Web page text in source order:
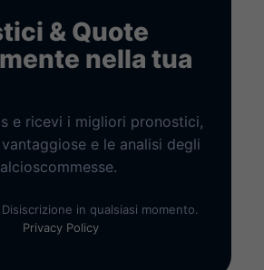
& Quote
nella tua
e ricevi i migliori pronostici,
e le analisi degli
Disiscrizione in qualsiasi momento.
Privacy Policy